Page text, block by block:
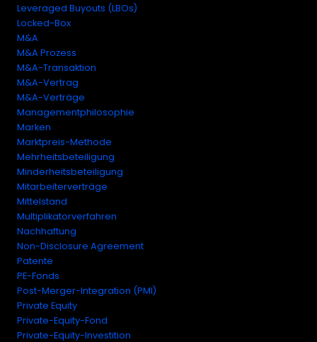
Leveraged Buyouts (LBOs)
Locked-Box
M&A
M&A Prozess
M&A-Transaktion
M&A-Vertrag
M&A-Verträge
Managementphilosophie
Marken
Marktpreis-Methode
Mehrheitsbeteiligung
Minderheitsbeteiligung
Mitarbeiterverträge
Mittelstand
Multiplikatorverfahren
Nachhaftung
Non-Disclosure Agreement
Patente
PE-Fonds
Post-Merger-Integration (PMI)
Private Equity
Private-Equity-Fond
Private-Equity-Investition